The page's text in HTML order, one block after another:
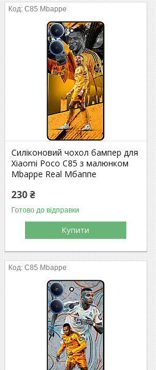
C85 Mbappe
Силіконовий чохол бампер для
Xiaomi Poco C85 з малюнком
Mbappe Real Мбаппе
230 ₴
Готово до відправки
Купити
C85 Mbappe